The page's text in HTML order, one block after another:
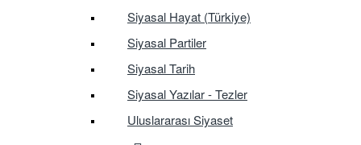
Siyasal Hayat (Türkiye)
Siyasal Partiler
Siyasal Tarih
Siyasal Yazılar - Tezler
Uluslararası Siyaset